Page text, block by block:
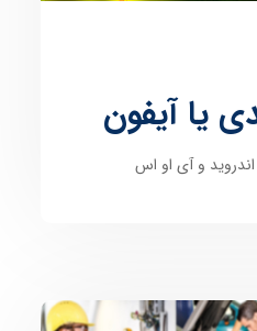
یا آیفون
و آی او اس